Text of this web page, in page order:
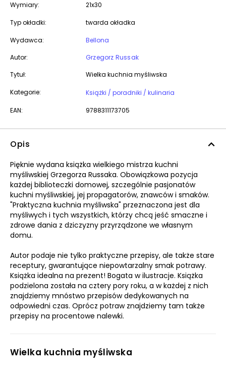
Wymiary: 21x30
Typ okładki: twarda okładka
Wydawca:
Bellona
Autor:
Grzegorz Russak
Tytuł:
Wielka kuchnia myśliwska
Kategorie: Książki / poradniki / kulinaria
EAN: 9788311173705
Opis
Pięknie wydana książka wielkiego mistrza kuchni
myśliwskiej Grzegorza Russaka. Obowiązkowa pozycja
każdej biblioteczki domowej, szczególnie pasjonatów
kuchni myśliwskiej, jej propagatorów, znawców i smaków.
"Praktyczna kuchnia myśliwska" przeznaczona jest dla
myśliwych i tych wszystkich, którzy chcą jeść smaczne i
zdrowe dania z dziczyzny przyrządzone we własnym
domu.
Autor podaje nie tylko praktyczne przepisy, ale także stare
receptury, gwarantujące niepowtarzalny smak potrawy.
Książka idealna na prezent! Bogata w ilustracje. Książka
podzielona została na cztery pory roku, a w każdej z nich
znajdziemy mnóstwo przepisów dedykowanych na
odpowiedni czas. Oprócz potraw znajdziemy tam także
przepisy na procentowe nalewki.
Wielka kuchnia myśliwska